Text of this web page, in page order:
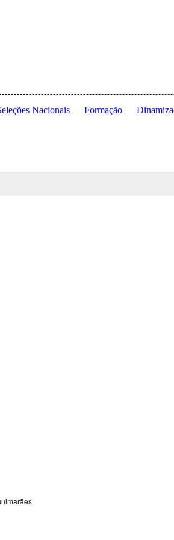
Nacionais Formação